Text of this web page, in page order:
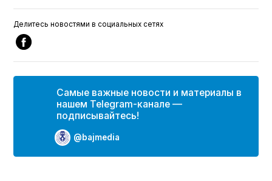
Делитесь новостями в социальных сетях
Самые важные новости и материалы в
нашем Telegram-канале —
подписывайтесь!
@bajmedia